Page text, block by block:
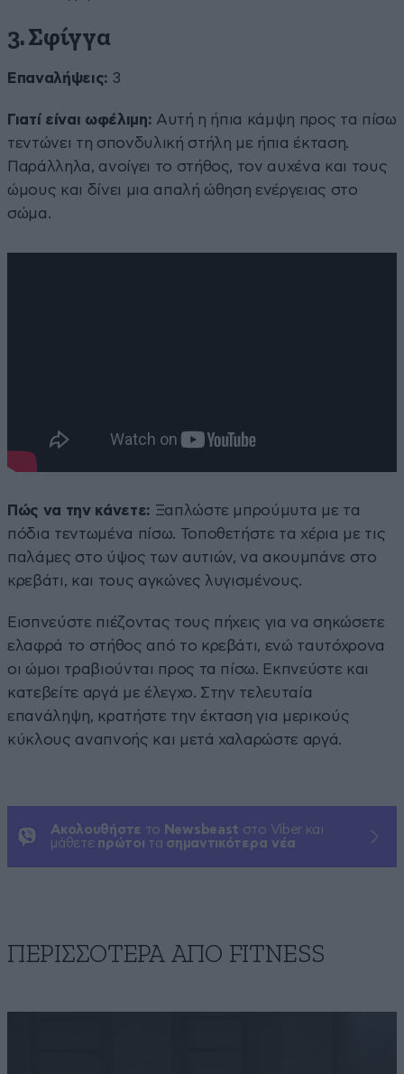
3. Σφίγγα
Επαναλήψεις: 3
Γιατί είναι ωφέλιμη: Αυτή η ήπια κάμψη προς τα πίσω
τεντώνει τη σπονδυλική στήλη με ήπια έκταση.
Παράλληλα, ανοίγει το στήθος, τον αυχένα και τους
ώμους και δίνει μια απαλή ώθηση ενέργειας στο
σώμα.
Πώς να την κάνετε: Ξαπλώστε μπρούμυτα με τα
πόδια τεντωμένα πίσω. Τοποθετήστε τα χέρια με τις
παλάμες στο ύψος των αυτιών, να ακουμπάνε στο
κρεβάτι, και τους αγκώνες λυγισμένους.
Εισπνεύστε πιέζοντας τους πήχεις για να σηκώσετε
ελαφρά το στήθος από το κρεβάτι, ενώ ταυτόχρονα
οι ώμοι τραβιούνται προς τα πίσω. Εκπνεύστε και
κατεβείτε αργά με έλεγχο. Στην τελευταία
επανάληψη, κρατήστε την έκταση για μερικούς
κύκλους αναπνοής και μετά χαλαρώστε αργά.
Ακολουθήστε το Newsbeast στο Viber και
μάθετε πρώτοι τα σημαντικότερα νέα
ΠΕΡΙΣΣΟΤΕΡΑ ΑΠΟ FITNESS